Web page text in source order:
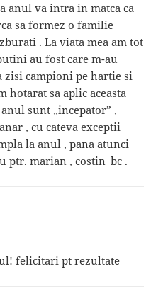
anul va intra in matca ca
sa formez o familie
. La viata mea am tot
au fost care m-au
zisi campioni pe hartie si
hotarat sa aplic aceasta
sunt „incepator” ,
, cu cateva exceptii
la anul , pana atunci
ptr. marian , costin_bc .
felicitari pt rezultate